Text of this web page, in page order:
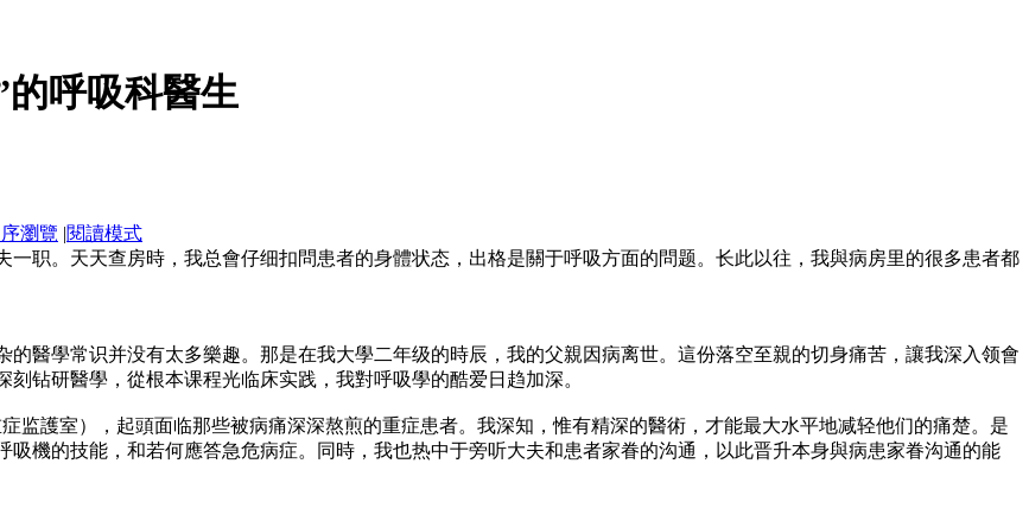
呼吸科醫生
瀏覽 |閱讀模式
职。天天查房時，我总會仔细扣問患者的身體状态，出格是關于呼吸方面的問题。长此以往，我與病房里的很多患者都
醫學常识并没有太多樂趣。那是在我大學二年级的時辰，我的父親因病离世。這份落空至親的切身痛苦，讓我深入领會
钻研醫學，從根本课程光临床实践，我對呼吸學的酷爱日趋加深。
监護室），起頭面临那些被病痛深深熬煎的重症患者。我深知，惟有精深的醫術，才能最大水平地减轻他们的痛楚。是
吸機的技能，和若何應答急危病症。同時，我也热中于旁听大夫和患者家眷的沟通，以此晋升本身與病患家眷沟通的能